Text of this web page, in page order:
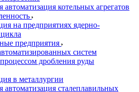
автоматизация котельных агрегатов
на предприятиях ядерно-
предприятия
систем
дробления руды
в металлургии
автоматизация сталеплавильных